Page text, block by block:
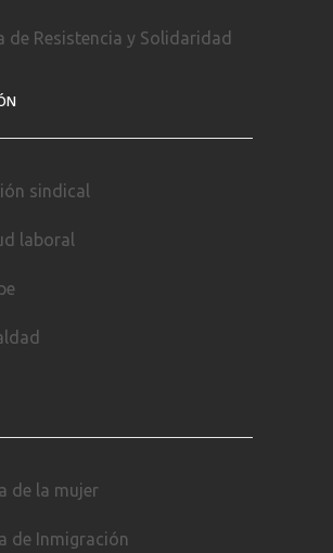
de Resistencia y Solidaridad
sindical
laboral
de la mujer
de Inmigración